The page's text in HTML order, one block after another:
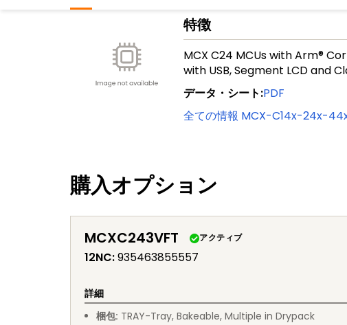
特徴
MCX C24 MCUs with Arm®
with USB, Segment LCD and
データ・シート:PDF
全ての情報 MCX-C14x-24x-
購入オプション
MCXC243VFT アクティブ
12NC:935463855557
詳細
梱包: TRAY-Tray, Bakeable, Multiple in Drypack